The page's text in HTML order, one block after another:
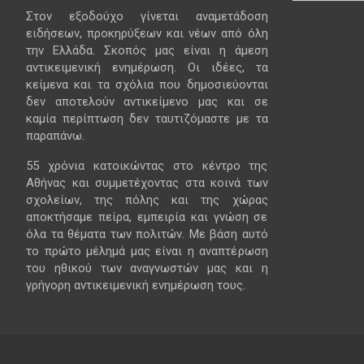
Στον εξοδούχο γίνεται αναμετάδοση
ειδήσεων, προκηρύξεων και νέων από όλη
την Ελλάδα. Σκοπός μας είναι η άμεση
αντικειμενική ενημέρωση. Οι ιδέες, τα
κείμενα και τα σχόλια που δημοσιεύονται
δεν αποτελούν αντικείμενο μας και σε
καμία περίπτωση δεν ταυτιζόμαστε με τα
παραπάνω.
55 χρόνια κατοικώντας στο κέντρο της
Αθήνας και συμμετέχοντας στα κοινά των
σχολείων, της πόλης και της χώρας
αποκτήσαμε πείρα, εμπειρία και γνώση σε
όλα τα θέματα των πολιτών. Με βάση αυτό
το πρώτο μέλημά μας είναι η αναπτέρωση
του ηθικού των αναγνωστών μας και η
γρήγορη αντικειμενική ενημέρωση τους.